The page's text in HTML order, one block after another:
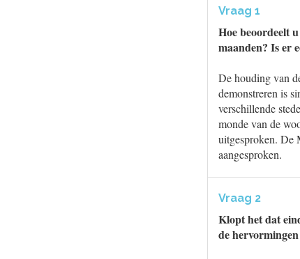
Vraag 1
Hoe beoordeelt
maanden? Is er
De houding van
demonstreren is
verschillende
monde van de
uitgesproken. De
aangesproken.
Vraag 2
Klopt het dat
de